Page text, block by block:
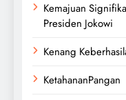
Kemajuan
Presiden Jokowi
Kenang
KetahananPangan